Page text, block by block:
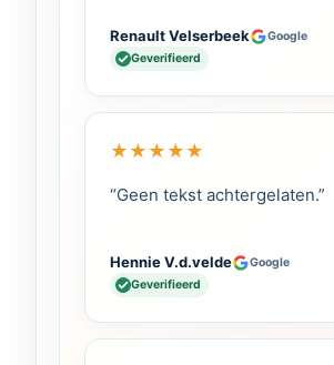
Renault Velserbeek
Google
Geverifieerd
★ ★ ★ ★ ★
“Geen tekst achtergelaten.”
Hennie V.d.velde
Google
Geverifieerd